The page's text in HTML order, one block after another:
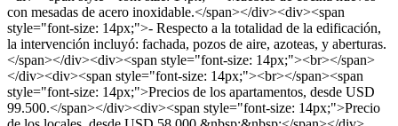
con mesadas de acero inoxidable.</span></div><div><span
style="font-size: 14px;">- Respecto a la totalidad de la edificación,
la intervención incluyó: fachada, pozos de aire, azoteas, y aberturas.
</span></div><div><span style="font-size: 14px;"><br></span>
</div><div><span style="font-size: 14px;"><br></span><span
style="font-size: 14px;">Precios de los apartamentos, desde USD
99.500.</span></div><div><span style="font-size: 14px;">Precio